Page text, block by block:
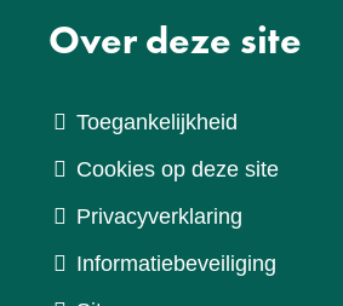
Over deze site
Toegankelijkheid
Cookies op deze site
Privacyverklaring
Informatiebeveiliging